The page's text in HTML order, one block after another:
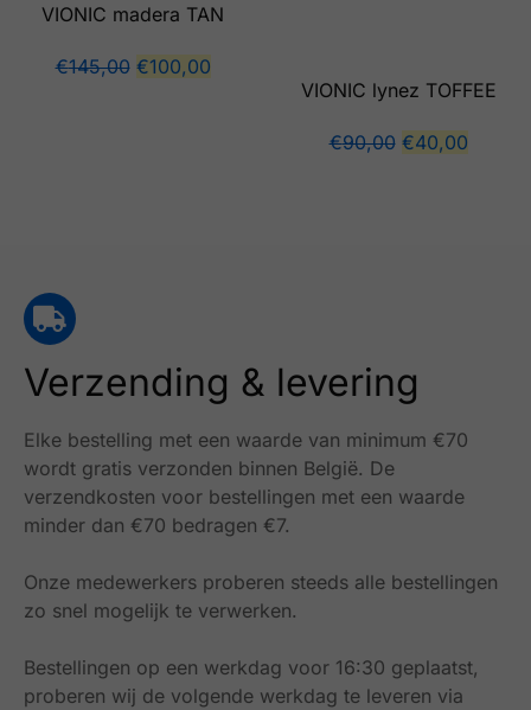
VIONIC madera TAN
€145,00 €100,00
VIONIC lynez TOFFEE
€90,00 €40,00
Verzending & levering
Elke bestelling met een waarde van minimum €70
wordt gratis verzonden binnen België. De
verzendkosten voor bestellingen met een waarde
minder dan €70 bedragen €7.
Onze medewerkers proberen steeds alle bestellingen
zo snel mogelijk te verwerken.
Bestellingen op een werkdag voor 16:30 geplaatst,
proberen wij de volgende werkdag te leveren via